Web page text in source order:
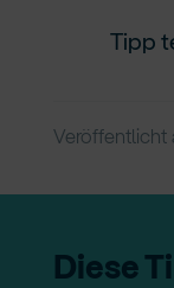
Tipp
Veröffentlicht
Diese